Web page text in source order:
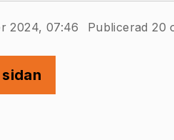
2024, 07:46 Publicerad 20